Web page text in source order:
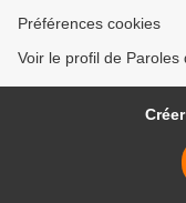
Préférences cookies
Voir le profil de